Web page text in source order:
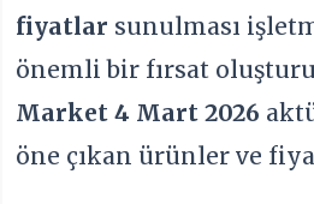
fiyatlar sunulması
önemli bir fırsat
Market 4 Mart 2026
öne çıkan ürünler ve